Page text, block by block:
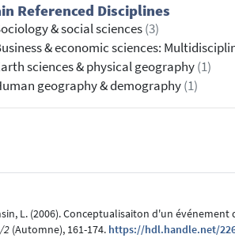
Referenced Disciplines
& social sciences(3)
& economic sciences:
sciences & physical geography(1)
geography & demography(1)
L. (2006). Conceptualisaiton d'un
2(Automne), 161-174. https://hdl.handle.net/